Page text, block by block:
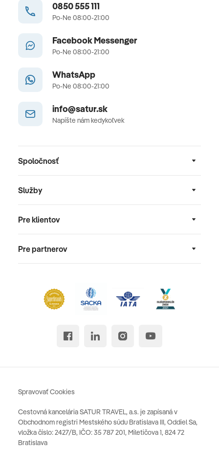
0850 555 111
Po-Ne 08:00-21:00
Facebook Messenger
Po-Ne 08:00-21:00
WhatsApp
Po-Ne 08:00-21:00
info@satur.sk
Napíšte nám kedykoľvek
Spoločnosť
Služby
Pre klientov
Pre partnerov
Cestovná kancelária SATUR TRAVEL, a.s. je zapísaná v
Obchodnom registri Mestského súdu Bratislava III, Oddiel Sa,
vložka číslo: 2427/B, IČO: 35 787 201, Miletičova 1, 824 72
Bratislava
Spravovať Cookies